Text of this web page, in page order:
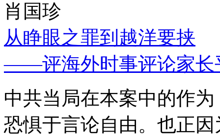
肖国珍
从睁眼之罪到越洋要挟
——评海外时事评论家长
中共当局在本案中的作
恐惧于言论自由。也正